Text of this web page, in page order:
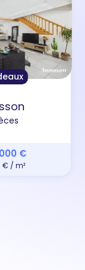
€
€ / m²